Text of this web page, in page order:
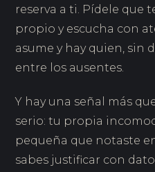
reserva a ti. Pídele que
propio y escucha con
asume y hay quien, sin
entre los ausentes.
Y hay una señal más
serio: tu propia
pequeña que notaste
sabes justificar con